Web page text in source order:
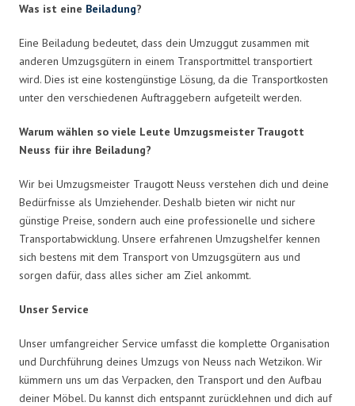
Was ist eine Beiladung?
Eine Beiladung bedeutet, dass dein Umzuggut zusammen mit
anderen Umzugsgütern in einem Transportmittel transportiert
wird. Dies ist eine kostengünstige Lösung, da die Transportkosten
unter den verschiedenen Auftraggebern aufgeteilt werden.
Warum wählen so viele Leute Umzugsmeister Traugott
Neuss für ihre Beiladung?
Wir bei Umzugsmeister Traugott Neuss verstehen dich und deine
Bedürfnisse als Umziehender. Deshalb bieten wir nicht nur
günstige Preise, sondern auch eine professionelle und sichere
Transportabwicklung. Unsere erfahrenen Umzugshelfer kennen
sich bestens mit dem Transport von Umzugsgütern aus und
sorgen dafür, dass alles sicher am Ziel ankommt.
Unser Service
Unser umfangreicher Service umfasst die komplette Organisation
und Durchführung deines Umzugs von Neuss nach Wetzikon. Wir
kümmern uns um das Verpacken, den Transport und den Aufbau
deiner Möbel. Du kannst dich entspannt zurücklehnen und dich auf